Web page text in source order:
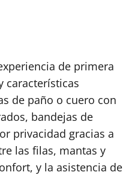
de primera
características
de paño o cuero con
bandejas de
privacidad gracias a
las filas, mantas y
y la asistencia de